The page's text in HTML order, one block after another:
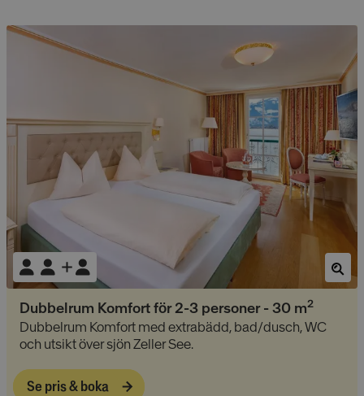
Dubbelrum Komfort för 2-3 personer -30 m2
Dubbelrum Komfort med extrabädd, bad/dusch, WC
och utsikt över sjön Zeller See.
Se pris & boka